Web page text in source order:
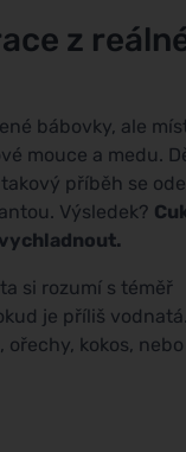
z
bábovky, ale
mouce a medu.
příběh se
Výsledek?
si rozumí s téměř
je příliš
kokos,